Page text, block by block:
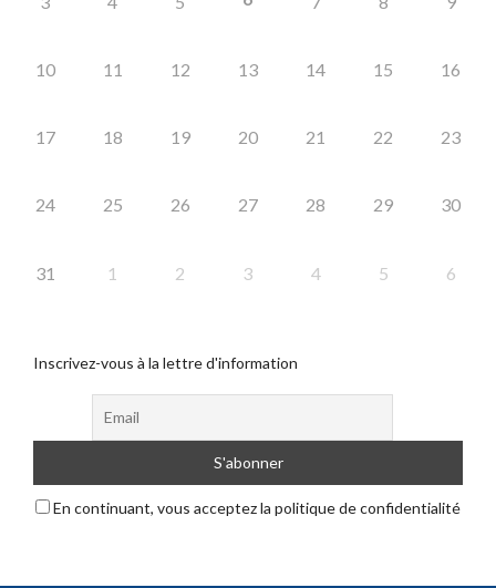
10 11 12 13 14 15 16
17 18 19 20 21 22 23
24 25 26 27 28 29 30
31 1 2 3 4 5 6
Inscrivez-vous à la lettre d'information
En continuant, vous acceptez la politique de confidentialité